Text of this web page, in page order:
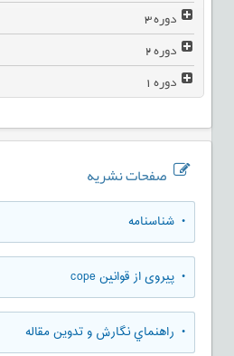
دوره3
دوره2
دوره1
صفحات نشریه
• شناسنامه
• پیروی از قوانین cope
• راهنماي نگارش و تدوين مقاله